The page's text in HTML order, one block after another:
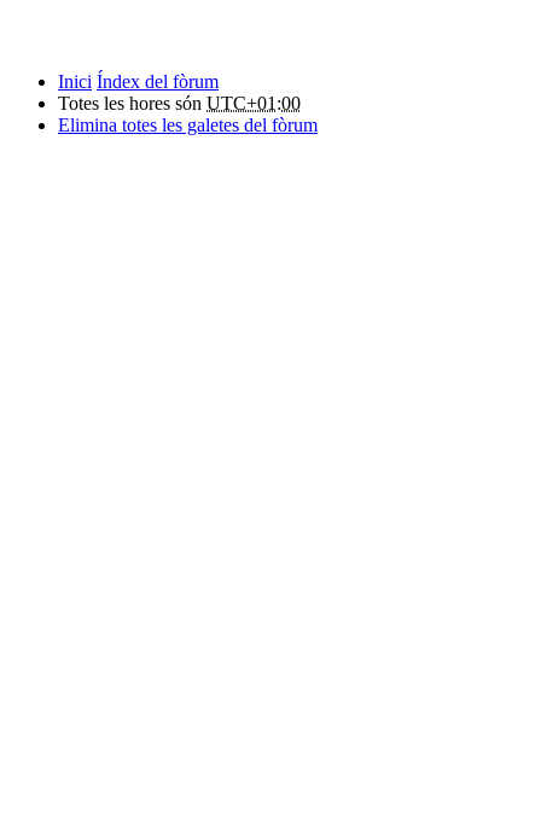
Inici Índex del fòrum
Totes les hores són UTC+01:00
Elimina totes les galetes del fòrum